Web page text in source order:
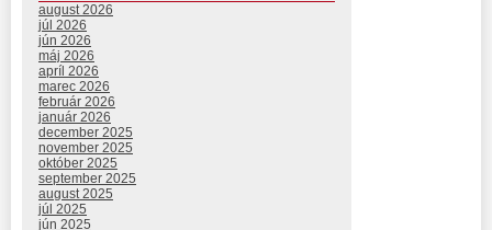
august 2026
júl 2026
jún 2026
máj 2026
apríl 2026
marec 2026
február 2026
január 2026
december 2025
november 2025
október 2025
september 2025
august 2025
júl 2025
jún 2025